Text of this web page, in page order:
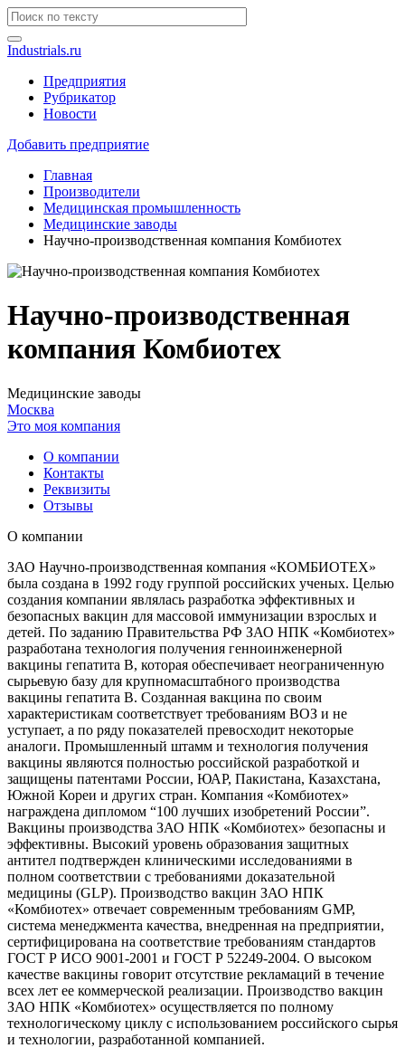
Industrials.ru
Предприятия
Рубрикатор
Новости
Добавить предприятие
Главная
Производители
Медицинская промышленность
Медицинские заводы
Научно-производственная компания Комбиотех
Научно-производственная
компания Комбиотех
Медицинские заводы
Москва
Это моя компания
О компании
Контакты
Реквизиты
Отзывы
О компании
ЗАО Научно-производственная компания «КОМБИОТЕХ»
была создана в 1992 году группой российских ученых. Целью
создания компании являлась разработка эффективных и
безопасных вакцин для массовой иммунизации взрослых и
детей. По заданию Правительства РФ ЗАО НПК «Комбиотех»
разработана технология получения генноинженерной
вакцины гепатита В, которая обеспечивает неограниченную
сырьевую базу для крупномасштабного производства
вакцины гепатита В. Созданная вакцина по своим
характеристикам соответствует требованиям ВОЗ и не
уступает, а по ряду показателей превосходит некоторые
аналоги. Промышленный штамм и технология получения
вакцины являются полностью российской разработкой и
защищены патентами России, ЮАР, Пакистана, Казахстана,
Южной Кореи и других стран. Компания «Комбиотех»
награждена дипломом “100 лучших изобретений России”.
Вакцины производства ЗАО НПК «Комбиотех» безопасны и
эффективны. Высокий уровень образования защитных
антител подтвержден клиническими исследованиями в
полном соответствии с требованиями доказательной
медицины (GLP). Производство вакцин ЗАО НПК
«Комбиотех» отвечает современным требованиям GMP,
система менеджмента качества, внедренная на предприятии,
сертифицирована на соответствие требованиям стандартов
ГОСТ Р ИСО 9001-2001 и ГОСТ Р 52249-2004. О высоком
качестве вакцины говорит отсутствие рекламаций в течение
всех лет ее коммерческой реализации. Производство вакцин
ЗАО НПК «Комбиотех» осуществляется по полному
технологическому циклу с использованием российского сырья
и технологии, разработанной компанией.